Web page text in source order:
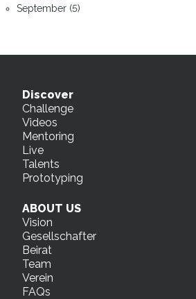
September (5)
Discover
Challenge
Videos
Mentoring
Live
Talents
Prototyping
ABOUT US
Vision
Gesellschafter
Beirat
Team
Verein
FAQs